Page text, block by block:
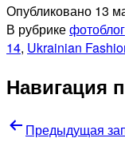
Опубликовано 13
В рубрикефотоблог
14, Ukrainian
Навигация
Предыдущая